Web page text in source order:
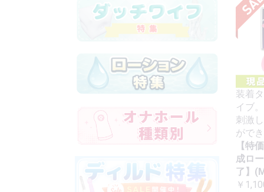
装着
イブ
刺激
がで
【特
成ロ
了】
￥